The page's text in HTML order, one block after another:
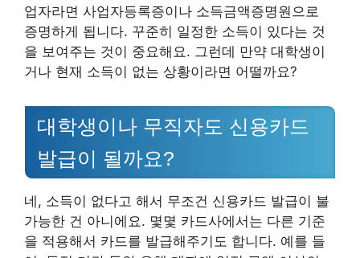
업자라면 사업자등록증이나 소득금액증명원으로
증명하게 됩니다. 꾸준히 일정한 소득이 있다는 것
을 보여주는 것이 중요해요. 그런데 만약 대학생이
거나 현재 소득이 없는 상황이라면 어떨까요?
대학생이나 무직자도 신용카드
발급이 될까요?
네, 소득이 없다고 해서 무조건 신용카드 발급이 불
가능한 건 아니에요. 몇몇 카드사에서는 다른 기준
을 적용해서 카드를 발급해주기도 합니다. 예를 들